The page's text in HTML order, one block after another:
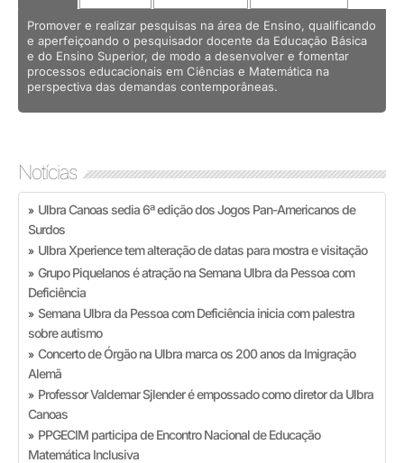
Promover e realizar pesquisas na área de Ensino, qualificando
e aperfeiçoando o pesquisador docente da Educação Básica
e do Ensino Superior, de modo a desenvolver e fomentar
processos educacionais em Ciências e Matemática na
perspectiva das demandas contemporâneas.
Notícias
» Ulbra Canoas sedia 6ª edição dos Jogos Pan-Americanos de
Surdos
» Ulbra Xperience tem alteração de datas para mostra e visitação
» Grupo Piquelanos é atração na Semana Ulbra da Pessoa com
Deficiência
» Semana Ulbra da Pessoa com Deficiência inicia com palestra
sobre autismo
» Concerto de Órgão na Ulbra marca os 200 anos da Imigração
Alemã
» Professor Valdemar Sjlender é empossado como diretor da Ulbra
Canoas
» PPGECIM participa de Encontro Nacional de Educação
Matemática Inclusiva